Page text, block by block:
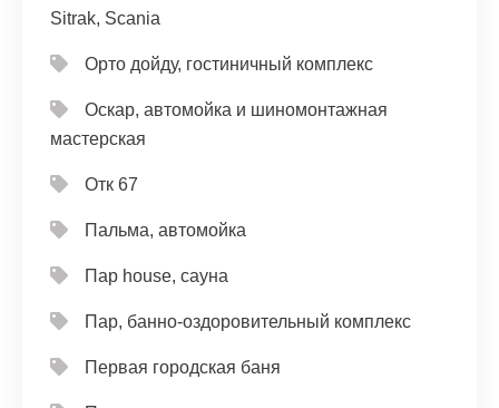
Sitrak, Scania
Орто дойду, гостиничный комплекс
Оскар, автомойка и шиномонтажная
мастерская
Отк 67
Пальма, автомойка
Пар house, сауна
Пар, банно-оздоровительный комплекс
Первая городская баня